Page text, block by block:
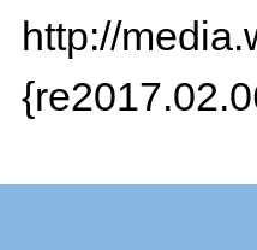
http://